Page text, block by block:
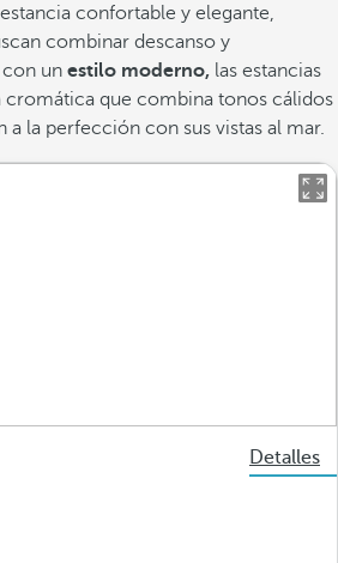
confortable y elegante,
combinar descanso y
un estilo moderno, las estancias
cromática que combina tonos cálidos
a la perfección con sus vistas al mar.
Detalles